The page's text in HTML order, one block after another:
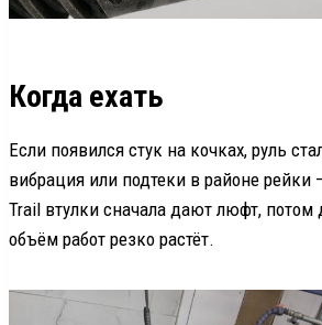
Когда ехать
Если появился стук на кочках, руль
вибрация или подтеки в районе рейки
Trail втулки сначала дают люфт,
объём работ резко растёт.